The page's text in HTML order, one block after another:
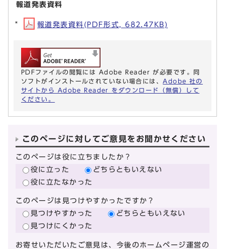
報道発表資料
報道発表資料(PDF形式, 682.47KB)
PDFファイルの閲覧には Adobe Reader が必要です。同
ソフトがインストールされていない場合には、 Adobe 社の
サイトから Adobe Reader をダウンロード（無償）して
ください。
このページに対してご意見をお聞かせください
このページは役に立ちましたか？
役に立った
どちらともいえない
役に立たなかった
このページは見つけやすかったですか？
見つけやすかった
どちらともいえない
見つけにくかった
お寄せいただいたご意見は、今後のホームページ運営の